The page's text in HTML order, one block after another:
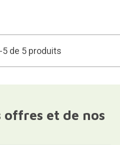
de 5 produits
et de nos